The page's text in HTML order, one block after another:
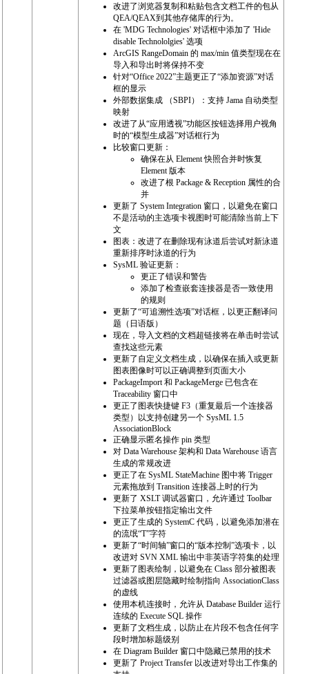
改进了浏览器复制和粘贴包含文档工件的包从
QEA/QEAX到其他存储库的行为。
在 'MDG Technologies' 对话框中添加了 'Hide
disable Technololgies' 选项
ArcGIS RangeDomain 的 max/min 值类型现在在
导入和导出时将保持不变
针对“Office 2022”主题更正了“添加资源”对话
框的显示
外部数据集成 （SBPI）：支持 Jama 自动类型
映射
改进了从“应用透视”功能区按钮选择用户视角
时的“模型生成器”对话框行为
比较窗口更新：
确保在从 Element 快照合并时恢复
Element 版本
改进了根 Package & Reception 属性的合
并
更新了 System Integration 窗口，以避免在窗口
不是活动的主选项卡视图时可能清除当前上下
文
图表：改进了在删除现有泳道后尝试对新泳道
重新排序时泳道的行为
SysML 验证更新：
更正了错误和警告
添加了检查嵌套连接器是否一致使用
的规则
更新了“可追溯性选项”对话框，以更正翻译问
题（日语版）
现在，导入文档的文档超链接将在单击时尝试
查找这些元素
更新了自定义文档生成，以确保在插入或更新
图表图像时可以正确调整到页面大小
PackageImport 和 PackageMerge 已包含在
Traceability 窗口中
更正了图表快捷键 F3（重复最后一个连接器
类型）以支持创建另一个 SysML 1.5
AssociationBlock
正确显示匿名操作 pin 类型
对 Data Warehouse 架构和 Data Warehouse 语言
生成的常规改进
更正了在 SysML StateMachine 图中将 Trigger
元素拖放到 Transition 连接器上时的行为
更新了 XSLT 调试器窗口，允许通过 Toolbar
下拉菜单按钮指定输出文件
更正了生成的 SystemC 代码，以避免添加潜在
的流氓“T”字符
更新了“时间轴”窗口的“版本控制”选项卡，以
改进对 SVN XML 输出中非英语字符集的处理
更新了图表绘制，以避免在 Class 部分被图表
过滤器或图层隐藏时绘制指向 AssociationClass
的虚线
使用本机连接时，允许从 Database Builder 运行
连续的 Execute SQL 操作
更新了文档生成，以防止在片段不包含任何字
段时增加标题级别
在 Diagram Builder 窗口中隐藏已禁用的技术
更新了 Project Transfer 以改进对导出工作集的